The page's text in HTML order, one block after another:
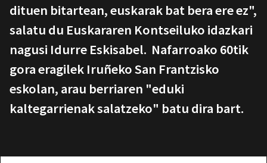
dituen bitartean, euskarak bat bera ere ez",
salatu du Euskararen Kontseiluko idazkari
nagusi Idurre Eskisabel. Nafarroako 60tik
gora eragilek Iruñeko San Frantzisko
eskolan, arau berriaren "eduki
kaltegarrienak salatzeko" batu dira bart.